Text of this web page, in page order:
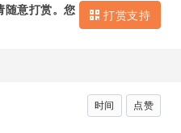
随意打赏。您 打赏支持
时间 点赞